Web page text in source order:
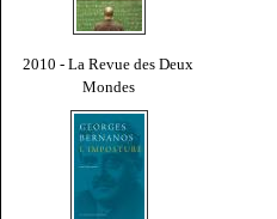
2010 - La Revue des Deux
Mondes